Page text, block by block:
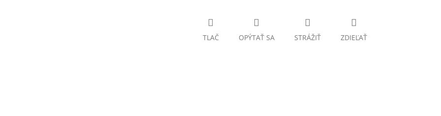
TLAČ OPÝTAŤ SA STRÁŽIŤ ZDIEĽAŤ